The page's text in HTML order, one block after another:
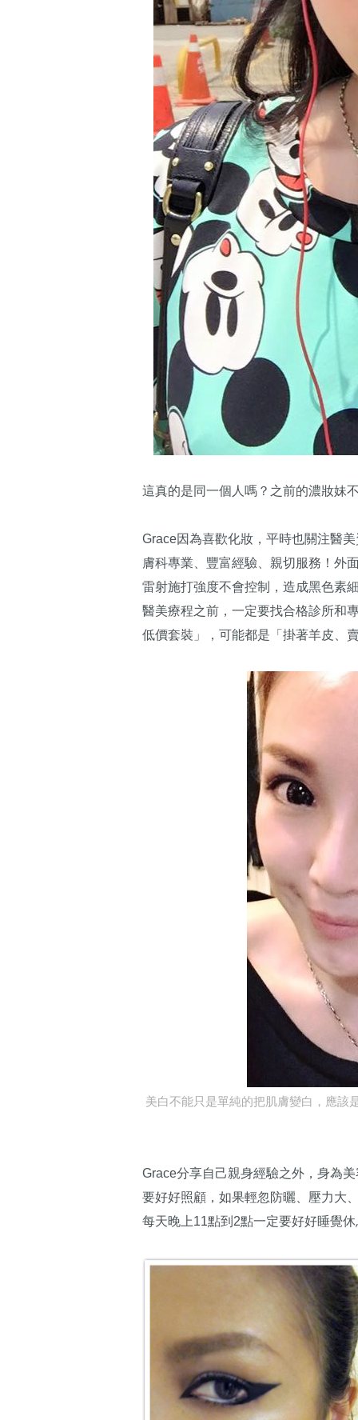
這真的是同一個人嗎？之前的濃妝妹
Grace因為喜歡化妝，平時也關注醫
膚科專業、豐富經驗、親切服務！外
雷射施打強度不會控制，造成黑色素
醫美療程之前，一定要找合格診所和
低價套裝」，可能都是「掛著羊皮、
美白不能只是單純的把肌膚變白，應該
Grace分享自己親身經驗之外，身為
要好好照顧，如果輕忽防曬、壓力大
每天晚上11點到2點一定要好好睡覺